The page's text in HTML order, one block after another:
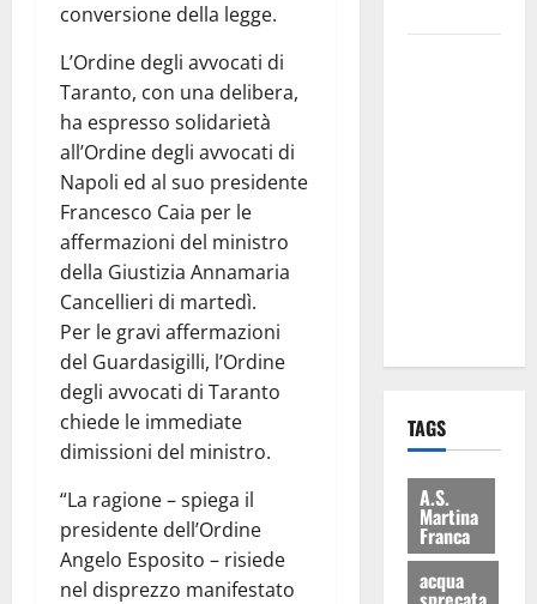
conversione della legge.
L’Ordine degli avvocati di
Taranto, con una delibera,
ha espresso solidarietà
all’Ordine degli avvocati di
Napoli ed al suo presidente
Francesco Caia per le
affermazioni del ministro
della Giustizia Annamaria
Cancellieri di martedì.
Per le gravi affermazioni
del Guardasigilli, l’Ordine
degli avvocati di Taranto
chiede le immediate
dimissioni del ministro.
“La ragione – spiega il
presidente dell’Ordine
Angelo Esposito – risiede
nel disprezzo manifestato
TAGS
A.S.
Martina
Franca
acqua